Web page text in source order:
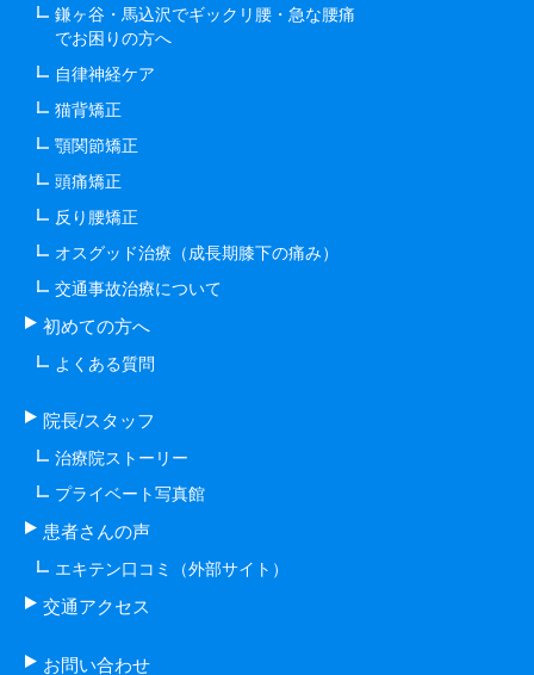
鎌ヶ谷・馬込沢でギックリ腰・急な腰痛
でお困りの方へ
自律神経ケア
猫背矯正
顎関節矯正
頭痛矯正
反り腰矯正
オスグッド治療（成長期膝下の痛み）
交通事故治療について
初めての方へ
よくある質問
院長/スタッフ
治療院ストーリー
プライベート写真館
患者さんの声
エキテン口コミ（外部サイト）
交通アクセス
お問い合わせ